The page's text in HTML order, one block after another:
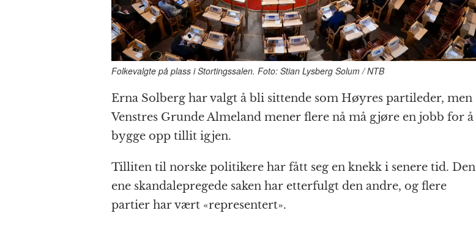
Folkevalgte på plass i Stortingssalen. Foto: Stian Lysberg Solum / NTB
Erna Solberg har valgt å bli sittende som Høyres partileder, men
Venstres Grunde Almeland mener flere nå må gjøre en jobb for å
bygge opp tillit igjen.
Tilliten til norske politikere har fått seg en knekk i senere tid. Den
ene skandalepregede saken har etterfulgt den andre, og flere
partier har vært «representert».